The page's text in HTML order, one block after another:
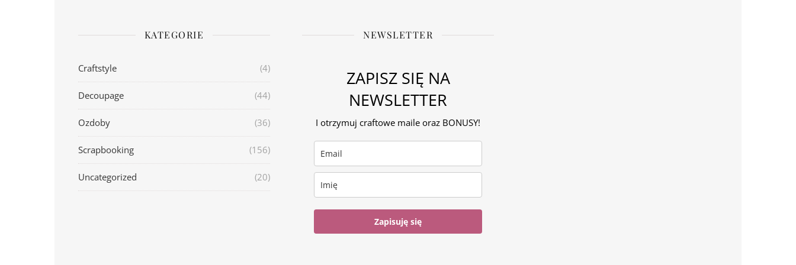
KATEGORIE
Craftstyle (4)
Decoupage (44)
Ozdoby (36)
Scrapbooking (156)
Uncategorized (20)
NEWSLETTER
ZAPISZ SIĘ NA
NEWSLETTER
I otrzymuj craftowe maile oraz BONUSY!
Zapisuję się